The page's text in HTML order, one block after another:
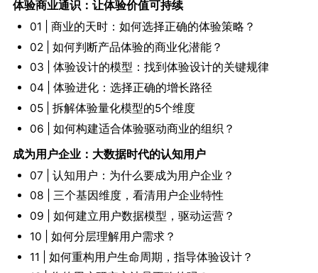
体验商业通识：让体验价值可持续
01 | 商业的天时：如何选择正确的体验策略？
02 | 如何判断产品体验的商业化潜能？
03 | 体验设计的模型：找到体验设计的关键规律
04 | 体验进化：选择正确的增长路径
05 | 拆解体验量化模型的5个维度
06 | 如何构建适合体验驱动商业的组织？
成为用户企业：大数据时代的认知用户
07 | 认知用户：为什么要成为用户企业？
08 | 三个基因维度，看清用户企业特性
09 | 如何建立用户数据模型，驱动运营？
10 | 如何分层理解用户需求？
11 | 如何重构用户生命周期，指导体验设计？